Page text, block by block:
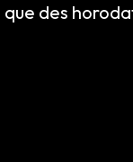
des